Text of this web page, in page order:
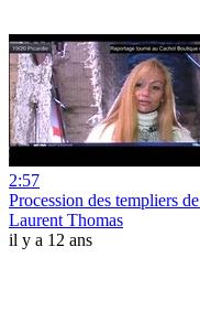
2:57
Procession des templiers
Laurent Thomas
il y a 12 ans